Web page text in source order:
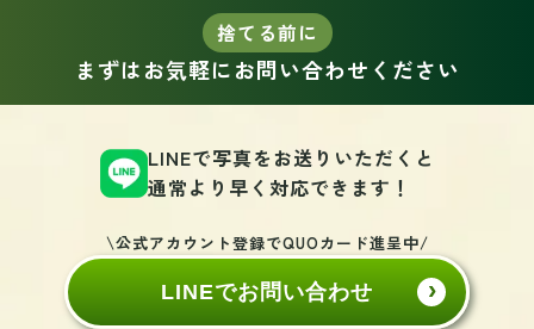
捨てる前に
まずはお気軽にお問い合わせください
LINEで写真をお送りいただくと
通常より早く対応できます！
\公式アカウント登録でQUOカード進呈中/
LINEでお問い合わせ